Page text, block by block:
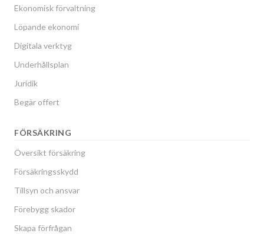
Ekonomisk förvaltning
Löpande ekonomi
Digitala verktyg
Underhållsplan
Juridik
Begär offert
FÖRSÄKRING
Översikt försäkring
Försäkringsskydd
Tillsyn och ansvar
Förebygg skador
Skapa förfrågan